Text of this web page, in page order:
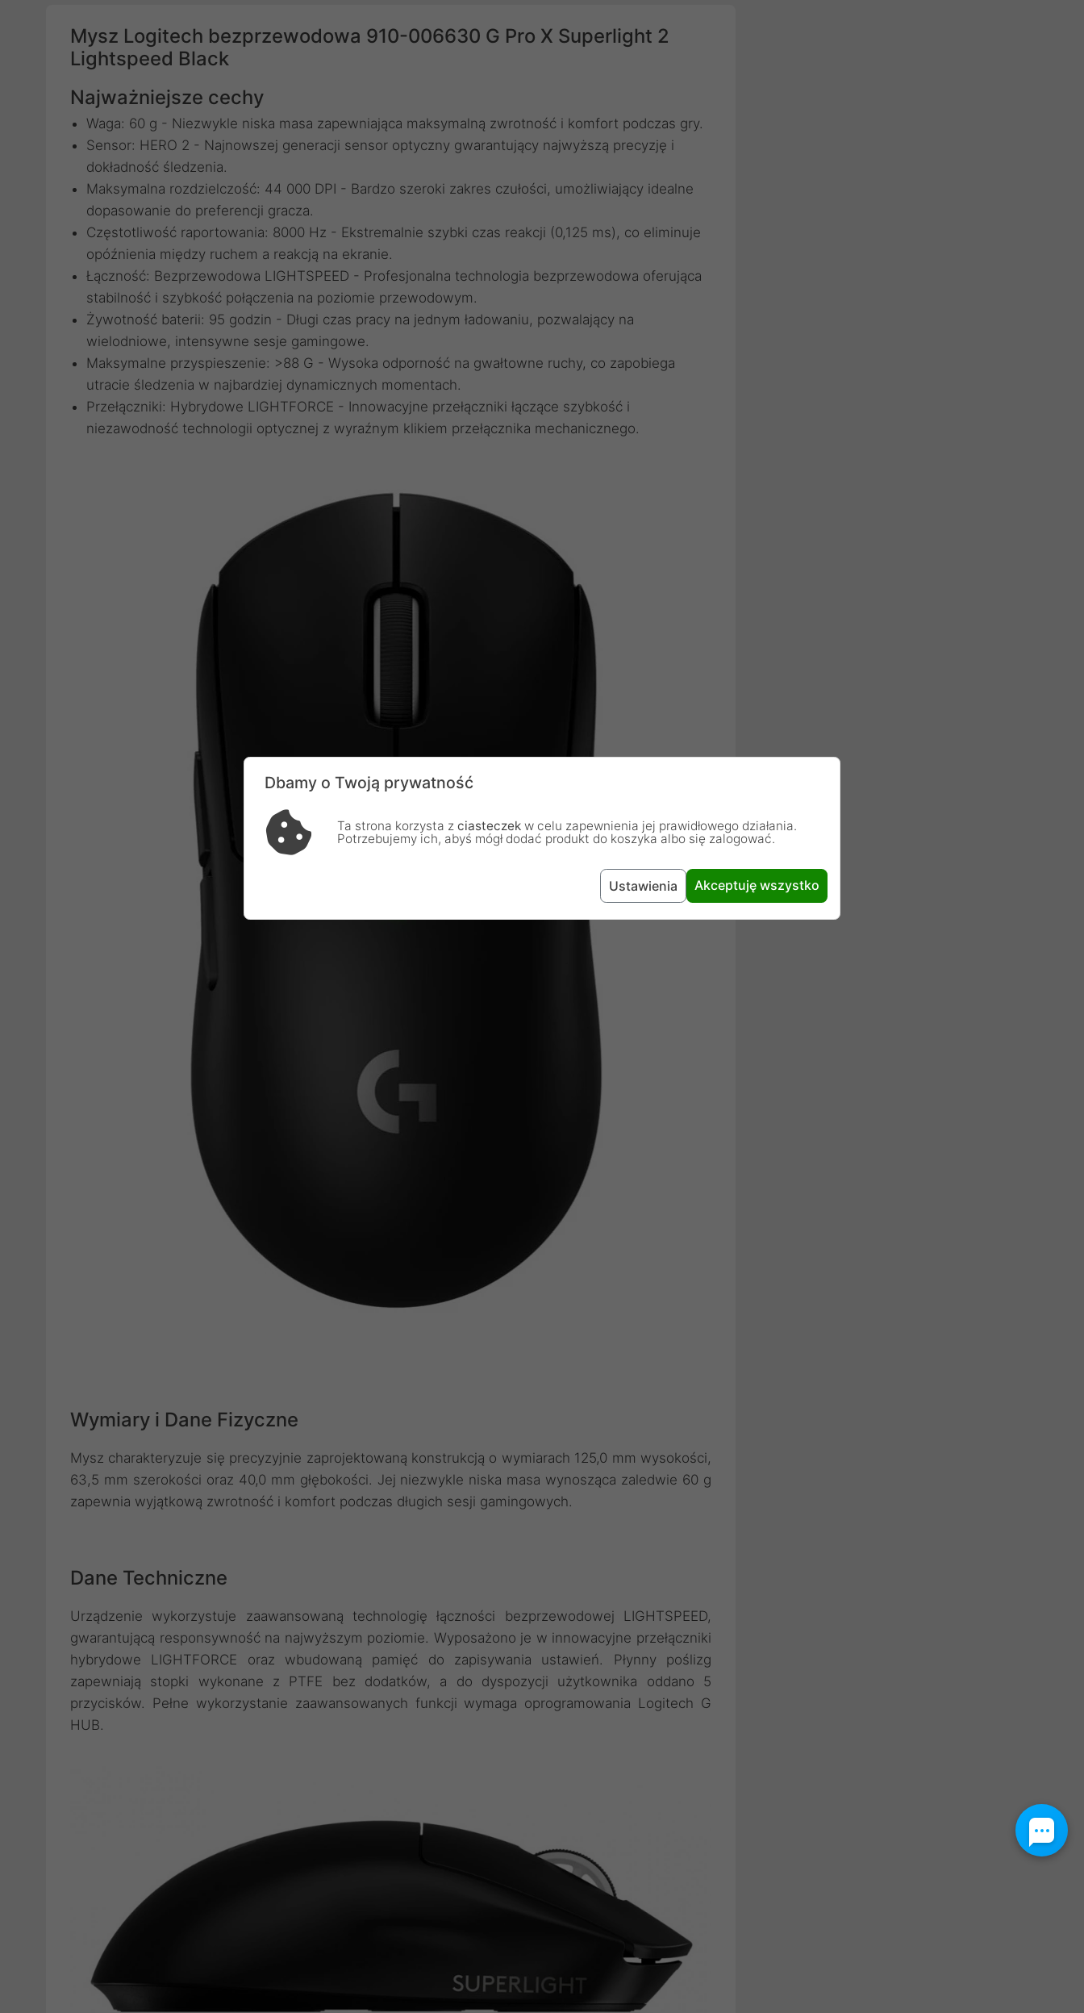
Mysz Logitech bezprzewodowa 910-006630 G Pro X Superlight 2
Lightspeed Black
Najważniejsze cechy
Waga: 60 g - Niezwykle niska masa zapewniająca maksymalną zwrotność i komfort podczas gry.
Sensor: HERO 2 - Najnowszej generacji sensor optyczny gwarantujący najwyższą precyzję i
dokładność śledzenia.
Maksymalna rozdzielczość: 44 000 DPI - Bardzo szeroki zakres czułości, umożliwiający idealne
dopasowanie do preferencji gracza.
Częstotliwość raportowania: 8000 Hz - Ekstremalnie szybki czas reakcji (0,125 ms), co eliminuje
opóźnienia między ruchem a reakcją na ekranie.
Łączność: Bezprzewodowa LIGHTSPEED - Profesjonalna technologia bezprzewodowa oferująca
stabilność i szybkość połączenia na poziomie przewodowym.
Żywotność baterii: 95 godzin - Długi czas pracy na jednym ładowaniu, pozwalający na
wielodniowe, intensywne sesje gamingowe.
Maksymalne przyspieszenie: >88 G - Wysoka odporność na gwałtowne ruchy, co zapobiega
utracie śledzenia w najbardziej dynamicznych momentach.
Przełączniki: Hybrydowe LIGHTFORCE - Innowacyjne przełączniki łączące szybkość i
niezawodność technologii optycznej z wyraźnym klikiem przełącznika mechanicznego.
Wymiary i Dane Fizyczne
Mysz charakteryzuje się precyzyjnie zaprojektowaną konstrukcją o wymiarach 125,0 mm wysokości,
63,5 mm szerokości oraz 40,0 mm głębokości. Jej niezwykle niska masa wynosząca zaledwie 60 g
zapewnia wyjątkową zwrotność i komfort podczas długich sesji gamingowych.
Dane Techniczne
Urządzenie wykorzystuje zaawansowaną technologię łączności bezprzewodowej LIGHTSPEED,
gwarantującą responsywność na najwyższym poziomie. Wyposażono je w innowacyjne przełączniki
hybrydowe LIGHTFORCE oraz wbudowaną pamięć do zapisywania ustawień. Płynny poślizg
zapewniają stopki wykonane z PTFE bez dodatków, a do dyspozycji użytkownika oddano 5
przycisków. Pełne wykorzystanie zaawansowanych funkcji wymaga oprogramowania Logitech G
HUB.
Dbamy o Twoją prywatność
Ta strona korzysta z ciasteczek w celu zapewnienia jej prawidłowego działania.
Potrzebujemy ich, abyś mógł dodać produkt do koszyka albo się zalogować.
Ustawienia Akceptuję wszystko